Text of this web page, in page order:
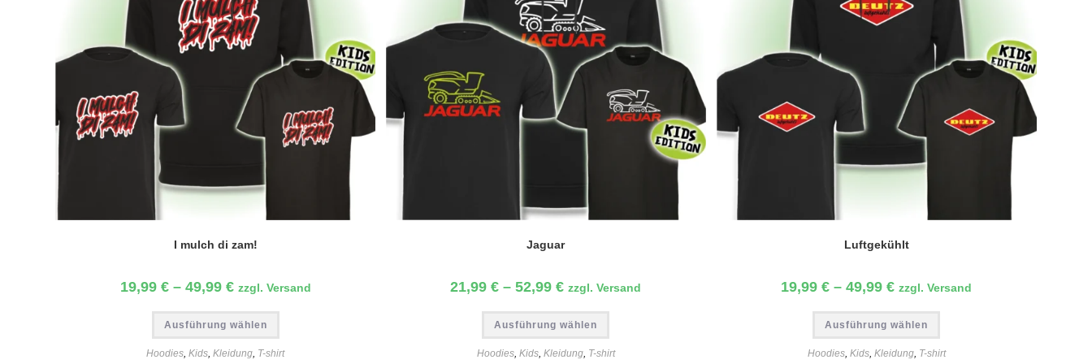
I mulch di zam!
19,99 €– 49,99 € zzgl. Versand
Ausführung wählen
weist
mehrere
Hoodies,Kids,Kleidung, T-shirt
Jaguar
21,99€ –52,99€ zzgl. Versand
Ausführung wählen
weist
mehrere
Hoodies, Kids, Kleidung, T-shirt
Luftgekühlt
19,99€ –49,99€ zzgl. Versand
Ausführung wählen
weist
mehrere
Hoodies, Kids, Kleidung, T-shirt